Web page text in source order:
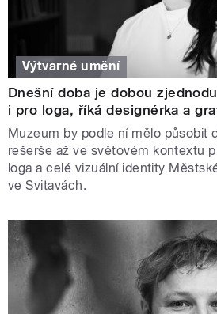
Výtvarné umění
Dnešní doba je dobou
i pro loga, říká designérka a
Muzeum by podle ní mělo působit
rešerše až ve světovém kontextu
loga a celé vizuální identity
ve Svitavách.